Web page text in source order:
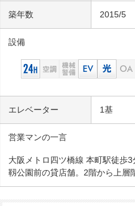
築年数 2015/5
設備
エレベーター 1基
営業マンの一言
大阪メトロ四ツ橋線 本町駅徒歩
靱公園前の貸店舗。2階から上層